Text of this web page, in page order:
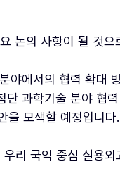
논의 사항이 될 것으
야에서의 협력 확대
과학기술 분야 협력
을 모색할 예정입니다.
리 국익 중심 실용